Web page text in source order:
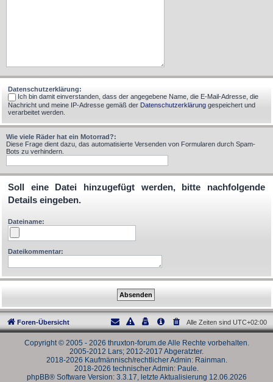
Datenschutzerklärung:
Ich bin damit einverstanden, dass der angegebene Name, die E-Mail-Adresse, die
Nachricht und meine IP-Adresse gemäß der Datenschutzerklärung gespeichert und
verarbeitet werden.
Wie viele Räder hat ein Motorrad?:
Diese Frage dient dazu, das automatisierte Versenden von Formularen durch Spam-
Bots zu verhindern.
Soll eine Datei hinzugefügt werden, bitte nachfolgende
Details eingeben.
Dateiname:
Dateikommentar:
Foren-Übersicht Alle Zeiten sind UTC+02:00
Copyright © 2005 - 2026 thruxton-forum.de Alle Rechte vorbehalten.
2005-2012 Lars; 2012-2017 Abgeratzter.
2018-2026 Kaufmännisch/rechtlicher Admin: Rainman.
2018-2026 technischer Admin: Paule.
phpBB® Software Version: 3.3.17, letzte Aktualisierung 12.06.2026